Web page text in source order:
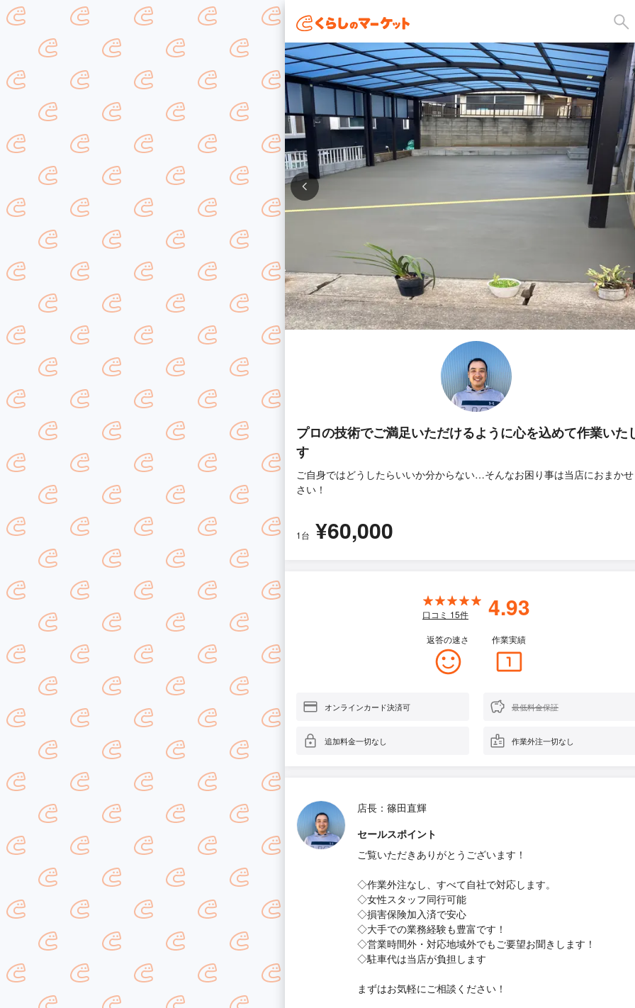
プロの技術でご満足いただけるように心を込めて作業いた
す
ご自身ではどうしたらいいか分からない…そんなお困り事は当店におまか
さい！
1台 ¥60,000
口コミ 15件 4.93
返答の速さ 作業実績
オンラインカード決済可 最低料金保証
追加料金一切なし 作業外注一切なし
店長：篠田直輝
セールスポイント
ご覧いただきありがとうございます！
◇作業外注なし、すべて自社で対応します。
◇女性スタッフ同行可能
◇損害保険加入済で安心
◇大手での業務経験も豊富です！
◇営業時間外・対応地域外でもご要望お聞きします！
◇駐車代は当店が負担します
まずはお気軽にご相談ください！